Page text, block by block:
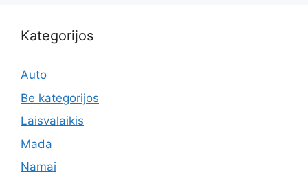
Kategorijos
Auto
Be kategorijos
Laisvalaikis
Mada
Namai